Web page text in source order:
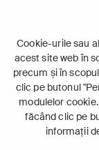
Cookie-urile sau
acest site web în
precum și în
clic pe butonul
modulelor
făcând clic pe
informații